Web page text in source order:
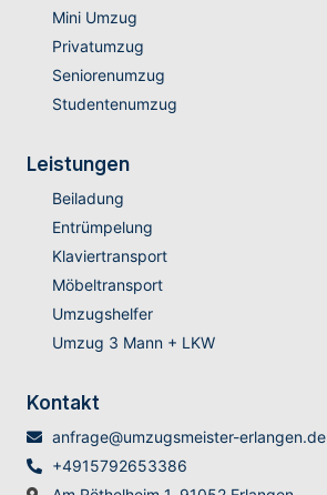
Mini Umzug
Privatumzug
Seniorenumzug
Studentenumzug
Leistungen
Beiladung
Entrümpelung
Klaviertransport
Möbeltransport
Umzugshelfer
Umzug 3 Mann + LKW
Kontakt
anfrage@umzugsmeister-erlangen.de
+4915792653386